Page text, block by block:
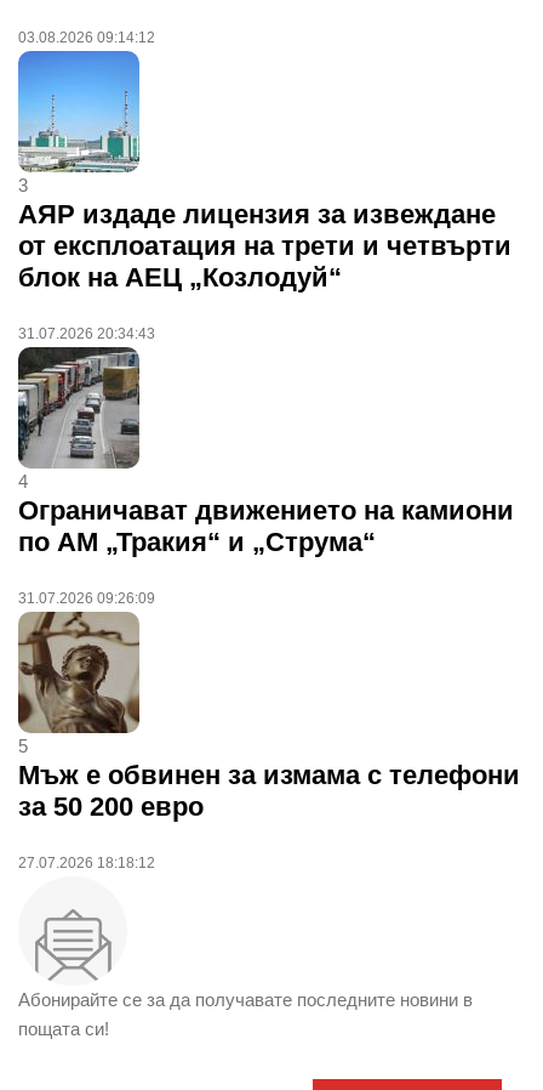
03.08.2026 09:14:12
3
АЯР издаде лицензия за извеждане
от експлоатация на трети и четвърти
блок на АЕЦ „Козлодуй“
31.07.2026 20:34:43
4
Ограничават движението на камиони
по АМ „Тракия“ и „Струма“
31.07.2026 09:26:09
5
Мъж е обвинен за измама с телефони
за 50 200 евро
27.07.2026 18:18:12
Абонирайте се за да получавате последните новини в
пощата си!